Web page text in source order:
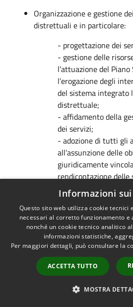
Organizzazione e gestione
distrettuali e in particolare:
- progettazione dei
- gestione delle
l’attuazione del
l’erogazione degli
del sistema integrato
distrettuale;
- affidamento della
dei servizi;
- adozione di tutti gli
all’assunzione delle
giuridicamente
rendicontazione delle
- controllo,
servizi e delle
- raccordo con le
convenzionati
servizi sociali;
- cura dei rapporti con
territorialmente
l’integrazione dei
sanitari e quelli
sanitaria;
Informazioni
Questo sito web utilizza cookie tecnici
necessari al corretto funzionamento e
nonché un cookie tecnico analitico
informazioni statistiche,
Per maggiori dettagli, può consultare la
ACCETTA TUTTO
MOSTRA